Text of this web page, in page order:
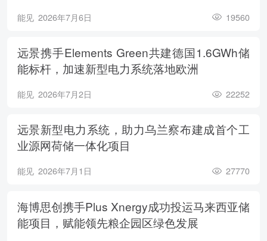
能见 2026年7月6日 19560
远景携手Elements Green共建德国1.6GWh储
能标杆，加速新型电力系统落地欧洲
能见 2026年7月2日 22252
远景新型电力系统，助力乌兰察布建成首个工
业源网荷储一体化项目
能见 2026年7月1日 27770
海博思创携手Plus Xnergy成功投运马来西亚储
能项目，赋能领先粮企园区绿色发展